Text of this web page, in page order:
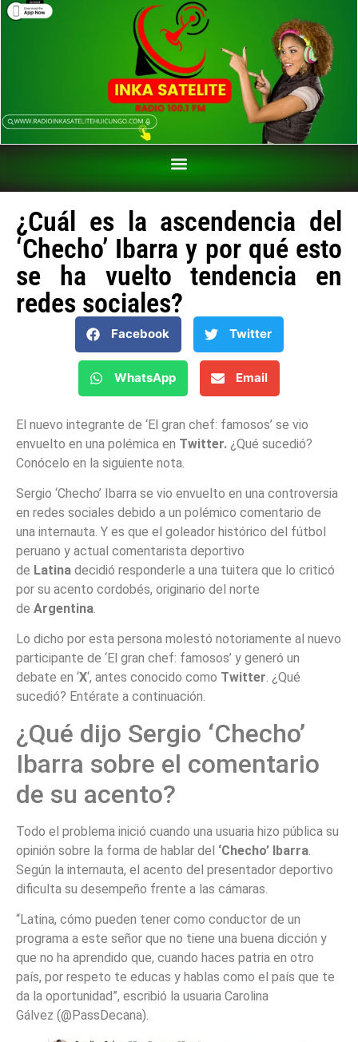
¿Cuál es la ascendencia del
‘Checho’ Ibarra y por qué esto
se ha vuelto tendencia en
redes sociales?
Facebook Twitter
WhatsApp Email
El nuevo integrante de ‘El gran chef: famosos’ se vio
envuelto en una polémica en Twitter. ¿Qué sucedió?
Conócelo en la siguiente nota.
Sergio ‘Checho’ Ibarra se vio envuelto en una controversia
en redes sociales debido a un polémico comentario de
una internauta. Y es que el goleador histórico del fútbol
peruano y actual comentarista deportivo
de Latina decidió responderle a una tuitera que lo criticó
por su acento cordobés, originario del norte
de Argentina.
Lo dicho por esta persona molestó notoriamente al nuevo
participante de ‘El gran chef: famosos’ y generó un
debate en ‘X‘, antes conocido como Twitter. ¿Qué
sucedió? Entérate a continuación.
¿Qué dijo Sergio ‘Checho’
Ibarra sobre el comentario
de su acento?
Todo el problema inició cuando una usuaria hizo pública su
opinión sobre la forma de hablar del ‘Checho’ Ibarra
Según la internauta, el acento del presentador deportivo
dificulta su desempeño frente a las cámaras.
“Latina, cómo pueden tener como conductor de un
programa a este señor que no tiene una buena dicción y
que no ha aprendido que, cuando haces patria en otro
país, por respeto te educas y hablas como el país que te
da la oportunidad”, escribió la usuaria Carolina
Gálvez (@PassDecana).